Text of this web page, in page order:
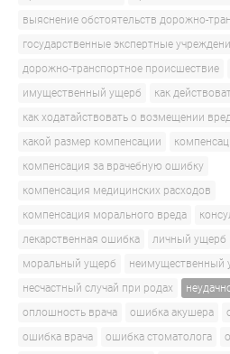
выяснение обстоятельств дорожно-
государственные экспертные
дорожно-транспортное происшествие
имущественный ущерб
как
как ходатайствовать о возмещении
какой размер компенсации
компенсация за врачебную ошибку
компенсация медицинских расходов
компенсация морального вреда
лекарственная ошибка
личный ущерб
моральный ущерб
неимущественный
несчастный случай при родах
оплошность врача
ошибка акушера
ошибка врача
ошибка стоматолога